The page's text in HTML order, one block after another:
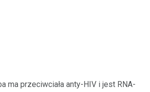
ma przeciwciała anty-HIV i jest RNA-